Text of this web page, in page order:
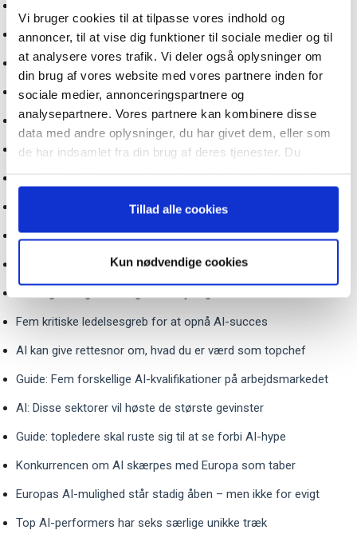
Vi bruger cookies til at tilpasse vores indhold og
annoncer, til at vise dig funktioner til sociale medier og til
at analysere vores trafik. Vi deler også oplysninger om
din brug af vores website med vores partnere inden for
sociale medier, annonceringspartnere og
analysepartnere. Vores partnere kan kombinere disse
data med andre oplysninger, du har givet dem, eller som
de har indsamlet fra din brug af deres tjenester. Du
anvende vores hjemmeside.
Tillad alle cookies
Kun nødvendige cookies
Hvilken rolle får mennesker i en AI-fremtid?
Guide: Kunstig Intelligens som værktøj
Selvkørende AI bliver den næste store innovation
Guide: Sådan vil AI revolutionere salg og kundepleje
Uddannelse som AI-case: Balance mellem fordele og ulemper
CEO-guide: Seks prioriteter ved udvikling af en AI-strategi
Studie: Generativ AI løfter hurtigt kvalitet af nyansatte
Virksomheder skal gøre brugen af AI nemt for sig selv
Fem kritiske ledelsesgreb for at opnå AI-succes
AI kan give rettesnor om, hvad du er værd som topchef
Guide: Fem forskellige AI-kvalifikationer på arbejdsmarkedet
AI: Disse sektorer vil høste de største gevinster
Guide: topledere skal ruste sig til at se forbi AI-hype
Konkurrencen om AI skærpes med Europa som taber
Europas AI-mulighed står stadig åben – men ikke for evigt
Top AI-performers har seks særlige unikke træk